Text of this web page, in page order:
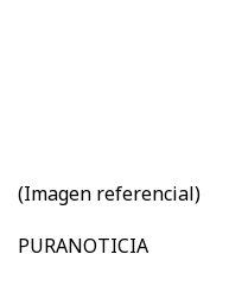
(Imagen referencial)
PURANOTICIA